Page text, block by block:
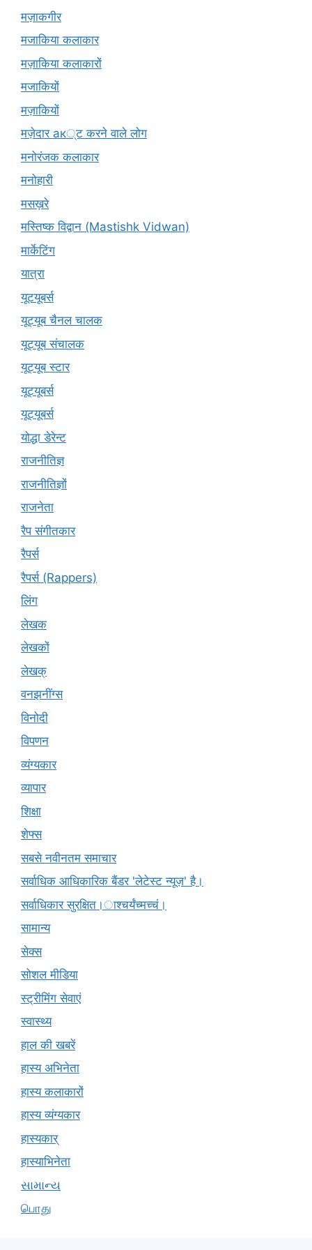
मज़ाकगीर
मजाकिया कलाकार
मज़ाकिया कलाकारों
मजाकियों
मज़ाकियों
मज़ेदार ак्ट करने वाले लोग
मनोरंजक कलाकार
मनोहारी
मसख़रे
मस्तिष्क विद्वान (Mastishk Vidwan)
मार्केटिंग
यात्रा
यूटयूबर्स
यूट्यूब चैनल चालक
यूट्यूब संचालक
यूट्यूब स्टार
यूट्यूबर्स
यूट्‍यूबर्स
योद्धा डेरेन्ट
राजनीतिज्ञ
राजनीतिज्ञों
राजनेता
रैप संगीतकार
रैपर्स
रैपर्स (Rappers)
लिंग
लेखक
लेखकों
लेखक्
वनझनींग्स
विनोदी
विपणन
व्यंग्यकार
व्यापार
शिक्षा
शेफ्स
सबसे नवीनतम समाचार
सर्वाधिक आधिकारिक बैंडर 'लेटेस्ट न्यूज़' है।
सर्वाधिकार सुरक्षित।ाश्चर्यंच्मच्चं।
सामान्य
सेक्स
सोशल मीडिया
स्ट्रीमिंग सेवाएं
स्वास्थ्य
हाल की खबरें
हास्य अभिनेता
हास्य कलाकारों
हास्य व्यंग्यकार
हास्यकार्
हास्याभिनेता
સામાન્ય
பொது